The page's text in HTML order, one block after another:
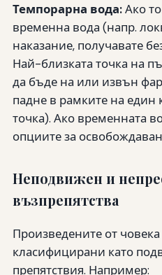
Темпорарна вода:Ако
временна вода (напр.
наказание, получавате
Най-близката точка на
да бъде на или извън
падне в рамките на един
точка). Ако временната
опциите за
Неподвижен и
възпрепятства
Произведените от
класифицирани като
препятствия. Например: